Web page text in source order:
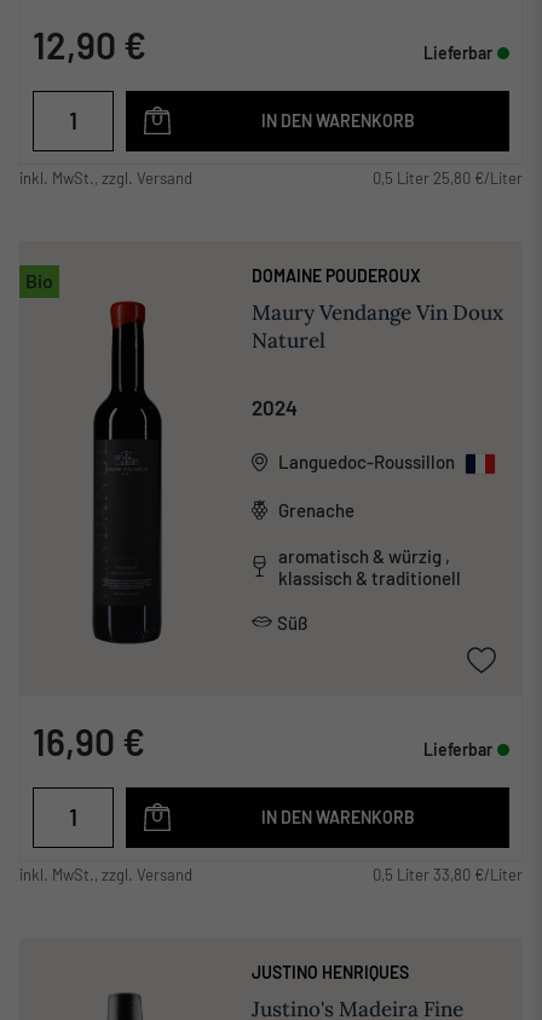
12,90 € Lieferbar
IN DEN WARENKORB
inkl. MwSt., zzgl. Versand 0,5 Liter 25,80 €/Liter
Bio DOMAINE POUDEROUX
Maury Vendange Vin Doux
Naturel
2024
Languedoc-Roussillon
Grenache
aromatisch & würzig ,
klassisch & traditionell
Süß
16,90 € Lieferbar
IN DEN WARENKORB
inkl. MwSt., zzgl. Versand 0,5 Liter 33,80 €/Liter
JUSTINO HENRIQUES
Justino's Madeira Fine